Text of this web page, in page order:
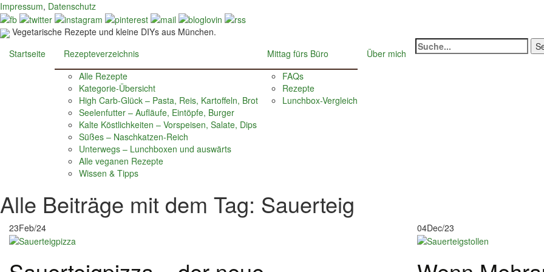
Impressum, Datenschutz
Vegetarische Rezepte und kleine DIYs aus München.
Startseite
Rezepteverzeichnis
Alle Rezepte
Kategorie-Übersicht
High Carb-Glück – Pasta, Reis, Kartoffeln, Brot
Seelenfutter – Aufläufe, Eintöpfe, Burger
Kalte Köstlichkeiten – Vorspeisen, Salate, Dips
Süßes – Naschkatzen-Reich
Unterwegs – Lunchboxen und auswärts
Alle veganen Rezepte
Wissen & Tipps
Mittag fürs Büro
FAQs
Rezepte
Lunchbox-Vergleich
Über mich
Suche
nach:
Alle Beiträge mit dem Tag: Sauerteig
23Feb/24 04Dec/23
Posts
navigation